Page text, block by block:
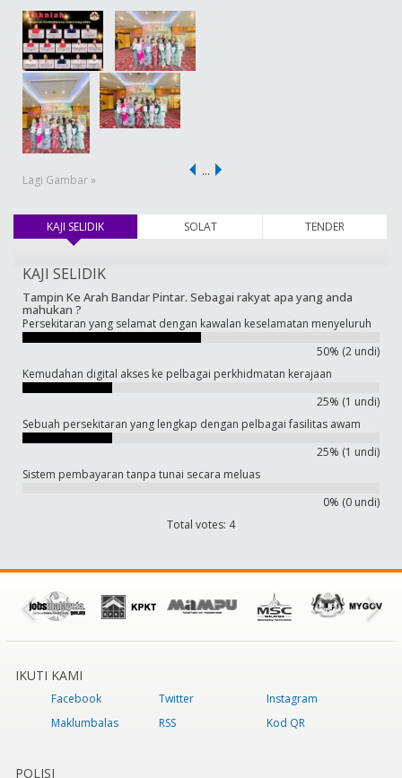
Lagi Gambar »
…
KAJI SELIDIK(tab aktif) SOLAT TENDER
KAJI SELIDIK
Tampin Ke Arah Bandar Pintar. Sebagai rakyat apa yang anda
mahukan ?
Persekitaran yang selamat dengan kawalan keselamatan menyeluruh
50% (2 undi)
Kemudahan digital akses ke pelbagai perkhidmatan kerajaan
25% (1 undi)
Sebuah persekitaran yang lengkap dengan pelbagai fasilitas awam
25% (1 undi)
Sistem pembayaran tanpa tunai secara meluas
0% (0 undi)
Total votes: 4
IKUTI KAMI
Facebook Twitter
Instagram
Maklumbalas
RSS Kod QR
POLISI